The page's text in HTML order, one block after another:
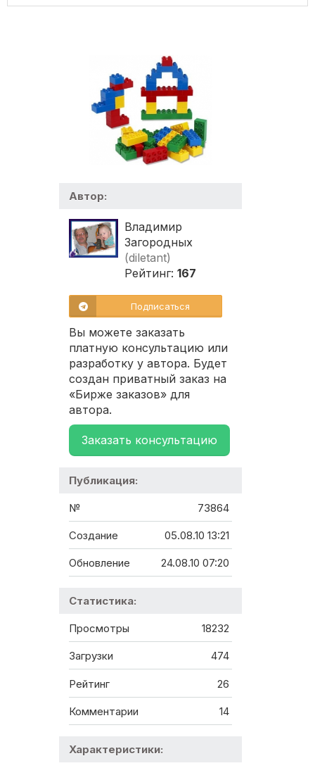
Автор:
Владимир
Загородных
(diletant)
Рейтинг: 167
Подписаться
Вы можете заказать
платную консультацию или
разработку у автора. Будет
создан приватный заказ на
«Бирже заказов» для
автора.
Заказать консультацию
Публикация:
№ 73864
Создание 05.08.10 13:21
Обновление 24.08.10 07:20
Статистика:
Просмотры 18232
Загрузки 474
Рейтинг 26
Комментарии 14
Характеристики: